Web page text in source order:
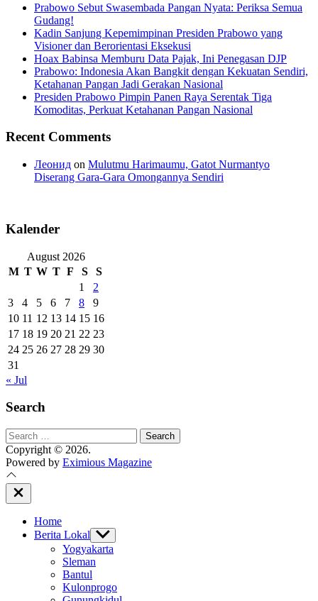
Prabowo Sebut Swasembada Pangan Nyata: Periksa Semua
Gudang!
Kadin Sanjung Kepemimpinan Presiden Prabowo yang
Visioner dan Berorientasi Eksekusi
Hoax Babinsa Memburu Data Pajak, Ini Penegasan DJP
Prabowo: Indonesia Akan Bangkit dengan Kekuatan Sendiri,
Ketahanan Pangan Jadi Gerakan Nasional
Presiden Prabowo Pimpin Panen Raya Serentak Tiga
Komoditas, Perkuat Ketahanan Pangan Nasional
Recent Comments
Леонид on Mulutmu Harimaumu, Gatot Nurmantyo
Diserang Gara-Gara Omongannya Sendiri
Kalender
August 2026
M T W T F S
S
1
2
3
4 5 6 7 8
9
10 11 12 13 14 15 16
17 18 19 20 21 22 23
24 25 26 27 28 29 30
31
« Jul
Search
Search
for:
Copyright © 2026.
Powered by Eximious Magazine
Close
Off
Home
Berita Lokal Show
sub
menu
Yogyakarta
Sleman
Bantul
Kulonprogo